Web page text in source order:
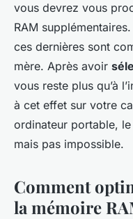
vous devrez vous
RAM
ces dernières sont
mère. Après avoir
vous reste plus qu’à
à cet effet sur votre
ordinateur portable,
mais pas impossible.
Comment
la mémoire